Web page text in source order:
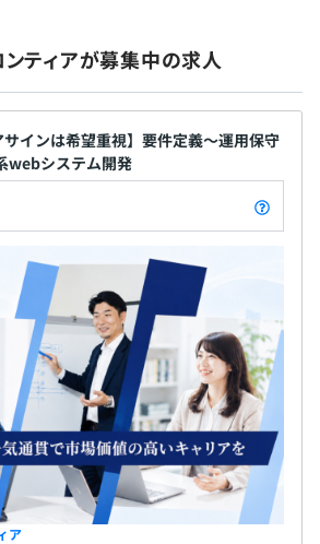
研修：約2ヵ月
→社内システムの開発演習→現場案
術知識の学習
SQL）、サーバサイド基礎、ビジ
基礎
テムを開発（DB登録/更新/参照/削
Oracle、Tomcat、Eclipse（関連プラ
ー実施
ュー実施
スト/レビュー実施
康保険組合
保険・厚生年金加入・雇用保険・労災
残業代は出るが残業指示なしのため
定チューニ
サーバ／DBサーバ／メールサ
グ ■AWS（Amazon
ポート AWS環境構築 ■パッケ
販売／導入サポート
ティアが募集中の求人
インは希望重視】要件定義～運用保守
webシステム開発
ア